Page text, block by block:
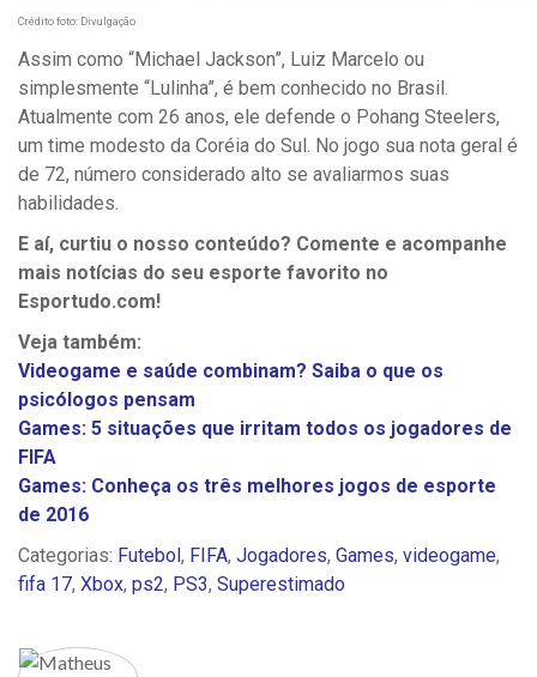
Crédito foto: Divulgação
Assim como “Michael Jackson”, Luiz Marcelo ou
simplesmente “Lulinha”, é bem conhecido no Brasil.
Atualmente com 26 anos, ele defende o Pohang Steelers,
um time modesto da Coréia do Sul. No jogo sua nota geral é
de 72, número considerado alto se avaliarmos suas
habilidades.
E aí, curtiu o nosso conteúdo? Comente e acompanhe
mais notícias do seu esporte favorito no
Esportudo.com!
Veja também:
Videogame e saúde combinam? Saiba o que os
psicólogos pensam
Games: 5 situações que irritam todos os jogadores de
FIFA
Games: Conheça os três melhores jogos de esporte
de 2016
Categorias: Futebol , FIFA, Jogadores, Games, videogame,
fifa 17, Xbox, ps2, PS3, Superestimado